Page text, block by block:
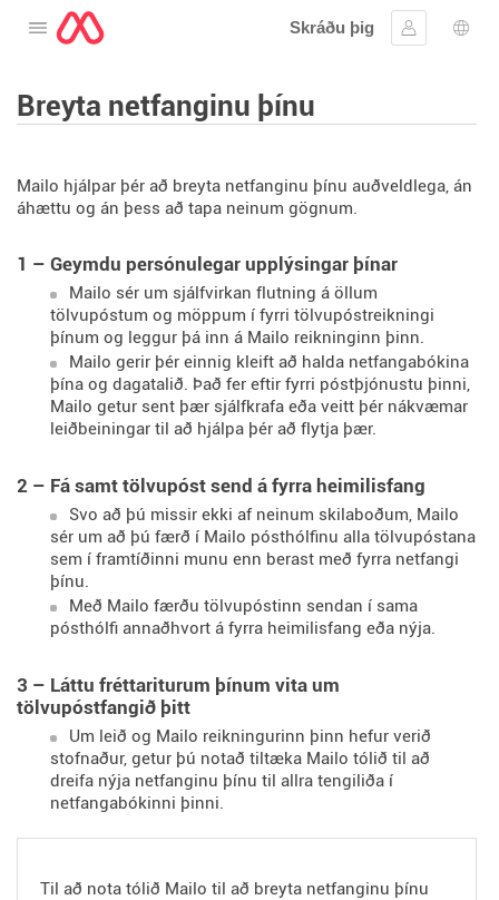
Opna valmyndina
Skráðu þig
Skráðu þig
Breyta netfanginu þínu
Mailo hjálpar þér að breyta netfanginu þínu auðveldlega, án
áhættu og án þess að tapa neinum gögnum.
1 – Geymdu persónulegar upplýsingar þínar
Mailo sér um sjálfvirkan flutning á öllum
tölvupóstum og möppum í fyrri tölvupóstreikningi
þínum og leggur þá inn á Mailo reikninginn þinn.
Mailo gerir þér einnig kleift að halda netfangabókina
þína og dagatalið. Það fer eftir fyrri póstþjónustu þinni,
Mailo getur sent þær sjálfkrafa eða veitt þér nákvæmar
leiðbeiningar til að hjálpa þér að flytja þær.
2 – Fá samt tölvupóst send á fyrra heimilisfang
Svo að þú missir ekki af neinum skilaboðum, Mailo
sér um að þú færð í Mailo pósthólfinu alla tölvupóstana
sem í framtíðinni munu enn berast með fyrra netfangi
þínu.
Með Mailo færðu tölvupóstinn sendan í sama
pósthólfi annaðhvort á fyrra heimilisfang eða nýja.
3 – Láttu fréttariturum þínum vita um
tölvupóstfangið þitt
Um leið og Mailo reikningurinn þinn hefur verið
stofnaður, getur þú notað tiltæka Mailo tólið til að
dreifa nýja netfanginu þínu til allra tengiliða í
netfangabókinni þinni.
Til að nota tólið Mailo til að breyta netfanginu þínu